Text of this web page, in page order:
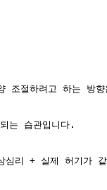
조절하려고 하는 방
는 습관입니다.
심리 + 실제 허기가